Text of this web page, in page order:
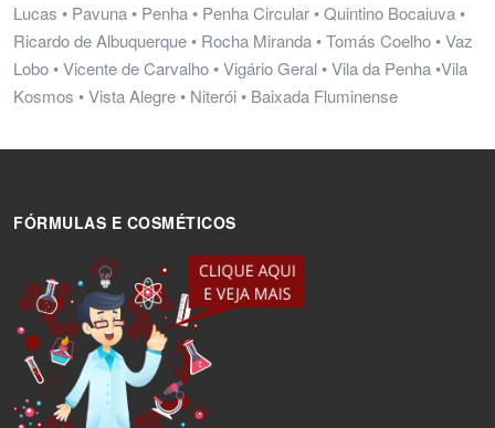
Lucas • Pavuna • Penha • Penha Circular • Quintino Bocaiuva •
Ricardo de Albuquerque • Rocha Miranda • Tomás Coelho • Vaz
Lobo • Vicente de Carvalho • Vigário Geral • Vila da Penha •Vila
Kosmos • Vista Alegre • Niterói • Baixada Fluminense
FÓRMULAS E COSMÉTICOS